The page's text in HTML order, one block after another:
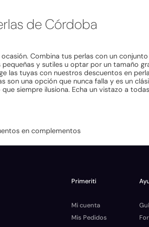
de Córdoba
Combina tus perlas con un
y sutiles u optar por un tamaño
las tuyas con nuestros descuentos en
una opción que nunca falla y es un
siempre ilusiona. Echa un vistazo a
en complementos
Primeriti
Mi cuenta
Mis Pedidos